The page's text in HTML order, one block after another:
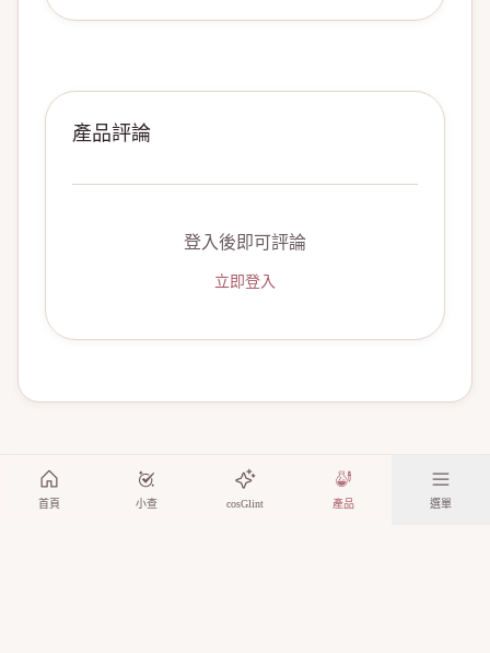
產品評論
登入後即可評論
立即登入
首頁 小查 cosGlint 產品 選單